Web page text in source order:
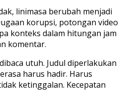
linimasa berubah menjadi
korupsi, potongan video
konteks dalam hitungan jam
komentar.
utuh. Judul diperlakukan
harus hadir. Harus
ketinggalan. Kecepatan